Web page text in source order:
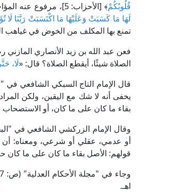
قُلُوبُكُمْ﴾ [الأحزاب: 5]، مرفوع عنه المؤاخذة والإثم إن كان ناسيًا أو مخطئًا، قال تعالى: ﴿
لَهَا مَا كَسَبَتْ وَعَلَيْهَا مَا اكْتَسَبَتْ رَبَّنَا لَا
تمنع بها المكلف من الخوض في غياهب
فعن عبد الله بن زيد الأنصاري
الصلاة شيئًا، أيقطع الصلاة؟ قال: «لَا،
يخفى أنه لا شك مع اليقين، ولكن
بقاء ما كان على ما كان، أو
أو عدمي، عقلي أو شرعي، ومعناه:
قولهم: الأصل بقاء ما كان على ما كان
اهـ.